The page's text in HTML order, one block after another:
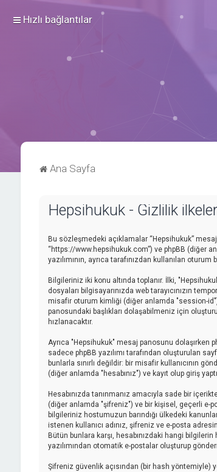
Hızlı bağlantılar
Ana Sayfa
Hepsihukuk - Gizlilik
Bu sözleşmedeki açıklamalar “Hepsihukuk”
“https://www.hepsihukuk.com”) ve phpBB (diğer
yazılımının, ayrıca tarafınızdan kullanılan
Bilgileriniz iki konu altında toplanır. İlki,
dosyaları bilgisayarınızda web tarayıcınızın
misafir oturum kimliği (diğer anlamda "session-
panosundaki başlıkları dolaşabilmeniz için
hızlanacaktır.
Ayrıca "Hepsihukuk" mesaj panosunu dolaşırken
sadece phpBB yazılımı tarafından oluşturulan
bunlarla sınırlı değildir: bir misafir kullanıcının
(diğer anlamda "hesabınız") ve kayıt olup giriş
Hesabınızda tanınmanız amacıyla sade bir
(diğer anlamda "şifreniz") ve bir kişisel, geçerli e-
bilgileriniz hostumuzun barındığı ülkedeki
istenen kullanıcı adınız, şifreniz ve e-posta
Bütün bunlara karşı, hesabınızdaki hangi
yazılımından otomatik e-postalar oluşturup
Şifreniz güvenlik açısından (bir hash yöntemiyle)